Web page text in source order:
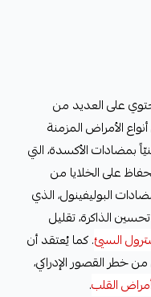
على العديد من
الأمراض المزمنة
بمضادات الأكسدة، التي
على الخلايا من
البوليفينول، الذي
الذاكرة، تقليل
السيئ. كما يُعتقد أن
خطر القصور الإدراكي،
القلب.